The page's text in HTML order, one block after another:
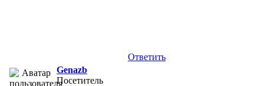
Ответить
Genazb
Посетитель